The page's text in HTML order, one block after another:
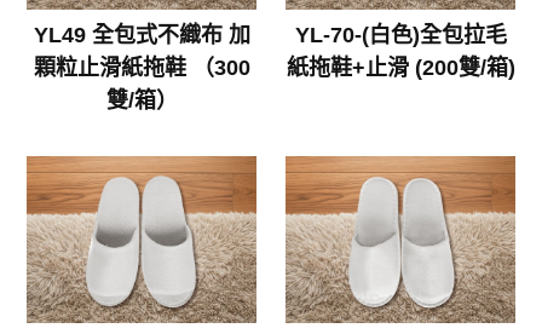
YL49 全包式不織布 加
顆粒止滑紙拖鞋 （300
雙/箱）
YL-70-(白色)全包拉毛
紙拖鞋+止滑 (200雙/箱)